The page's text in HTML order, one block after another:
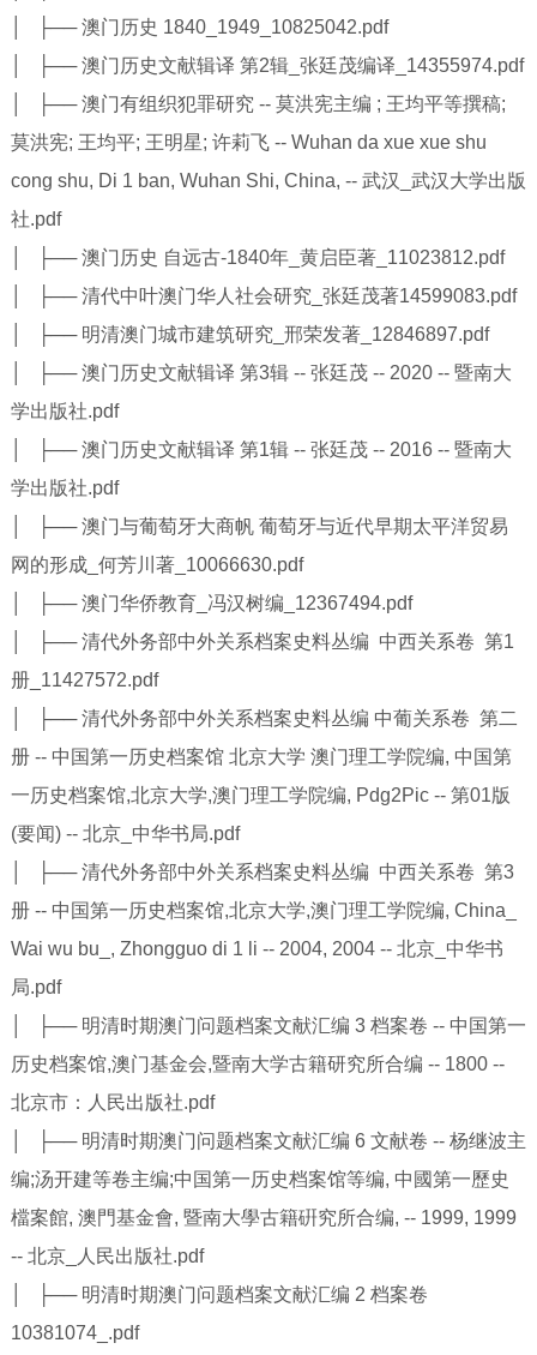
│ ├── 澳门历史 1840_1949_10825042.pdf
│ ├── 澳门历史文献辑译 第2辑_张廷茂编译_14355974.pdf
│ ├── 澳门有组织犯罪研究 -- 莫洪宪主编 ; 王均平等撰稿;
莫洪宪; 王均平; 王明星; 许莉飞 -- Wuhan da xue xue shu
cong shu, Di 1 ban, Wuhan Shi, China, -- 武汉_武汉大学出版
社.pdf
│ ├── 澳门历史 自远古-1840年_黄启臣著_11023812.pdf
│ ├── 清代中叶澳门华人社会研究_张廷茂著14599083.pdf
│ ├── 明清澳门城市建筑研究_邢荣发著_12846897.pdf
│ ├── 澳门历史文献辑译 第3辑 -- 张廷茂 -- 2020 -- 暨南大
学出版社.pdf
│ ├── 澳门历史文献辑译 第1辑 -- 张廷茂 -- 2016 -- 暨南大
学出版社.pdf
│ ├── 澳门与葡萄牙大商帆 葡萄牙与近代早期太平洋贸易
网的形成_何芳川著_10066630.pdf
│ ├── 澳门华侨教育_冯汉树编_12367494.pdf
│ ├── 清代外务部中外关系档案史料丛编 中西关系卷 第1
册_11427572.pdf
│ ├── 清代外务部中外关系档案史料丛编 中葡关系卷 第二
册 -- 中国第一历史档案馆 北京大学 澳门理工学院编, 中国第
一历史档案馆,北京大学,澳门理工学院编, Pdg2Pic -- 第01版
(要闻) -- 北京_中华书局.pdf
│ ├── 清代外务部中外关系档案史料丛编 中西关系卷 第3
册 -- 中国第一历史档案馆,北京大学,澳门理工学院编, China_
Wai wu bu_, Zhongguo di 1 li -- 2004, 2004 -- 北京_中华书
局.pdf
│ ├── 明清时期澳门问题档案文献汇编 3 档案卷 -- 中国第一
历史档案馆,澳门基金会,暨南大学古籍研究所合编 -- 1800 --
北京市：人民出版社.pdf
│ ├── 明清时期澳门问题档案文献汇编 6 文献卷 -- 杨继波主
编;汤开建等卷主编;中国第一历史档案馆等编, 中國第一歷史
檔案館, 澳門基金會, 暨南大學古籍硏究所合编, -- 1999, 1999
-- 北京_人民出版社.pdf
│ ├── 明清时期澳门问题档案文献汇编 2 档案卷
10381074_.pdf